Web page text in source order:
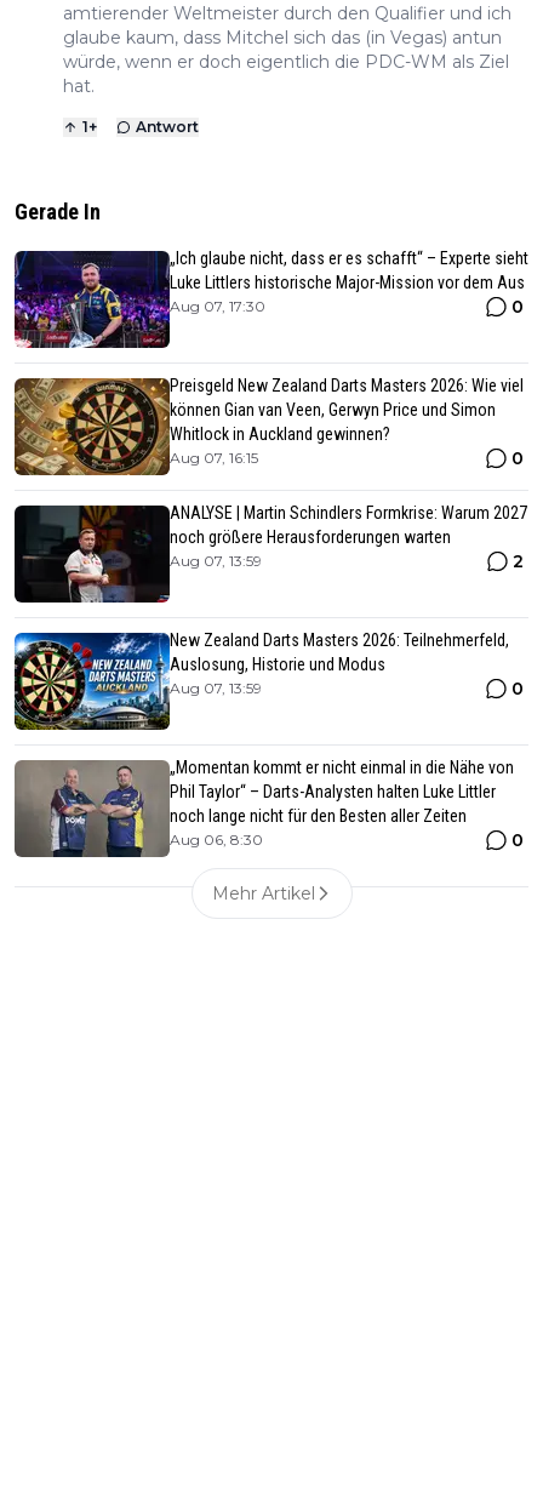
amtierender Weltmeister durch den Qualifier und ich
glaube kaum, dass Mitchel sich das (in Vegas) antun
würde, wenn er doch eigentlich die PDC-WM als Ziel
hat.
1+ Antwort
Gerade In
„Ich glaube nicht, dass er es schafft“ – Experte sieht
Luke Littlers historische Major-Mission vor dem Aus
Aug 07, 17:30 0
Preisgeld New Zealand Darts Masters 2026: Wie viel
können Gian van Veen, Gerwyn Price und Simon
Whitlock in Auckland gewinnen?
Aug 07, 16:15 0
ANALYSE | Martin Schindlers Formkrise: Warum 2027
noch größere Herausforderungen warten
Aug 07, 13:59 2
New Zealand Darts Masters 2026: Teilnehmerfeld,
Auslosung, Historie und Modus
Aug 07, 13:59 0
„Momentan kommt er nicht einmal in die Nähe von
Phil Taylor“ – Darts-Analysten halten Luke Littler
noch lange nicht für den Besten aller Zeiten
Aug 06, 8:30 0
Mehr Artikel